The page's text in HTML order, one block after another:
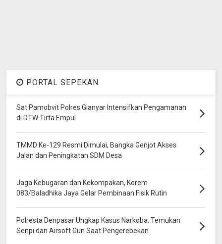
PORTAL SEPEKAN
Sat Pamobvit Polres Gianyar Intensifkan Pengamanan
di DTW Tirta Empul
TMMD Ke-129 Resmi Dimulai, Bangka Genjot Akses
Jalan dan Peningkatan SDM Desa
Jaga Kebugaran dan Kekompakan, Korem
083/Baladhika Jaya Gelar Pembinaan Fisik Rutin
Polresta Denpasar Ungkap Kasus Narkoba, Temukan
Senpi dan Airsoft Gun Saat Pengerebekan